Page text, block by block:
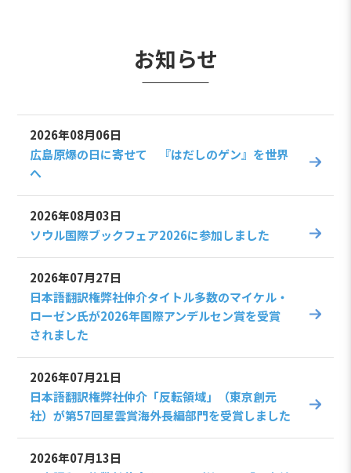
お知らせ
2026年08月06日
広島原爆の日に寄せて 『はだしのゲン』を世界
へ
2026年08月03日
ソウル国際ブックフェア2026に参加しました
2026年07月27日
日本語翻訳権弊社仲介タイトル多数のマイケル・
ローゼン氏が2026年国際アンデルセン賞を受賞
されました
2026年07月21日
日本語翻訳権弊社仲介「反転領域」（東京創元
社）が第57回星雲賞海外長編部門を受賞しました
2026年07月13日